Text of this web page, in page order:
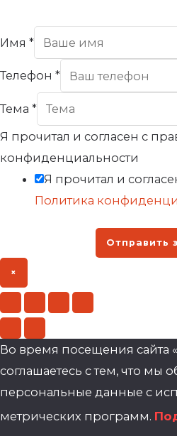
Имя *
Телефон *
Тема *
Я прочитал и согласен с
конфиденциальности
Я прочитал и
Политика
Отправить
×
Во время посещения сайта
соглашаетесь с тем, что мы
персональные данные с
метрических программ.